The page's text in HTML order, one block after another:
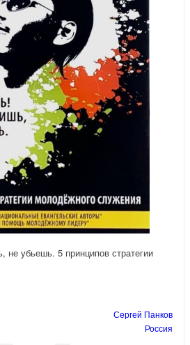
убьешь. 5 принципов стратегии
Сергей Панков
Россия